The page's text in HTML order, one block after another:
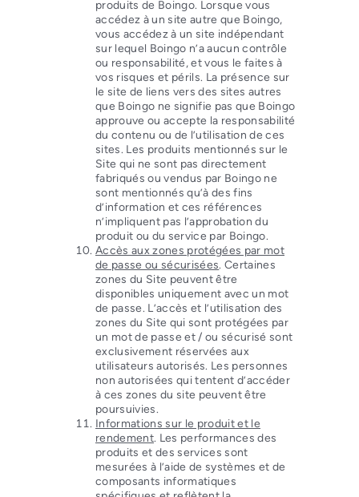
produits de Boingo. Lorsque vous
accédez à un site autre que Boingo,
vous accédez à un site indépendant
sur lequel Boingo n’a aucun contrôle
ou responsabilité, et vous le faites à
vos risques et périls. La présence sur
le site de liens vers des sites autres
que Boingo ne signifie pas que Boingo
approuve ou accepte la responsabilité
du contenu ou de l’utilisation de ces
sites. Les produits mentionnés sur le
Site qui ne sont pas directement
fabriqués ou vendus par Boingo ne
sont mentionnés qu’à des fins
d’information et ces références
n’impliquent pas l’approbation du
produit ou du service par Boingo.
Accès aux zones protégées par mot
de passe ou sécurisées. Certaines
zones du Site peuvent être
disponibles uniquement avec un mot
de passe. L’accès et l’utilisation des
zones du Site qui sont protégées par
un mot de passe et / ou sécurisé sont
exclusivement réservées aux
utilisateurs autorisés. Les personnes
non autorisées qui tentent d’accéder
à ces zones du site peuvent être
poursuivies.
Informations sur le produit et le
rendement. Les performances des
produits et des services sont
mesurées à l’aide de systèmes et de
composants informatiques